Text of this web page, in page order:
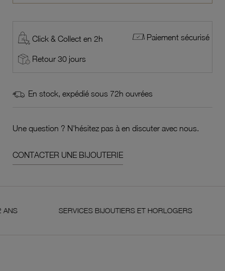
Click & Collect en 2h Paiement sécurisé
Retour 30 jours
En stock, expédié sous 72h ouvrées
Une question ? N'hésitez pas à en discuter avec nous.
CONTACTER UNE BIJOUTERIE
SERVICES BIJOUTIERS ET HORLOGERS